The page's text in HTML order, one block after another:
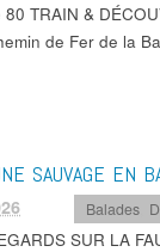
TRAIN &
de Fer de la
SAUVAGE EN
Balades
SUR LA